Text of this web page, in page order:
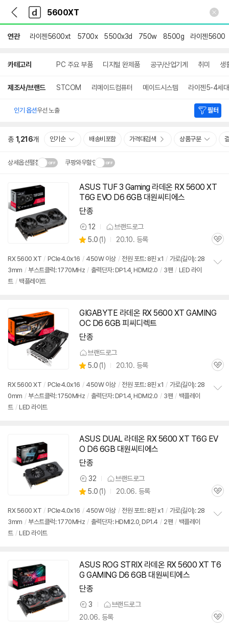
다
나
와
가
기
다
와
메
인
연관 라이젠5600xt 5700x 5500x3d 750w 8500g 라이젠5600
카테고리 PC 주요 부품 디지털 완제품 공구/산업기계 취미 생
제조사/브랜드 STCOM 리메이드컴퓨터 메이드시스템 라이젠5-4세대
인기 옵션우선 노출 필터
총 1,216개 인기순 배송비포함 가격대검색 상품구분
상세옵션펼침 쿠팡와우할인
설치 환경·지역에 따라
배송·설치비가 달라집니다.닫
기
ASUS TUF 3 Gaming 라데온 RX 5600 XT
T6G EVO D6 6GB 대원씨티에스
단종
상
품
견
12 브랜드로그
별
점
5.0 (상
리
뷰
1) 20.10. 등록
관
RX 5600 XT / PCIe4.0x16 / 450W 이상 / 전원 포트: 8핀 x1 / 가로(길이): 28
3mm / 부스트클럭: 1770MHz / 출력단자: DP1.4, HDMI2.0 / 3팬 / LED 라이
트 / 백플레이트
GIGABYTE 라데온 RX 5600 XT GAMING
OC D6 6GB 피씨디렉트
단종
브랜드로그
별
점
5.0 (상
리
뷰
1) 20.10. 등록
관
RX 5600 XT / PCIe4.0x16 / 450W 이상 / 전원 포트: 8핀 x1 / 가로(길이): 28
0mm / 부스트클럭: 1750MHz / 출력단자: DP1.4, HDMI2.0 / 3팬 / 백플레이
트 / LED 라이트
기
ASUS DUAL 라데온 RX 5600 XT T6G EV
O D6 6GB 대원씨티에스
단종
상
품
견
32 브랜드로그
별
점
5.0 (상
리
뷰
1) 20.06. 등록
관
RX 5600 XT / PCIe4.0x16 / 450W 이상 / 전원 포트: 8핀 x1 / 가로(길이): 28
3mm / 부스트클럭: 1770MHz / 출력단자: HDMI2.0, DP1.4 / 2팬 / 백플레이
트 / LED 라이트
기
ASUS ROG STRIX 라데온 RX 5600 XT T6
G GAMING D6 6GB 대원씨티에스
단종
상
품
3
브랜드로그
20.06. 등록
관